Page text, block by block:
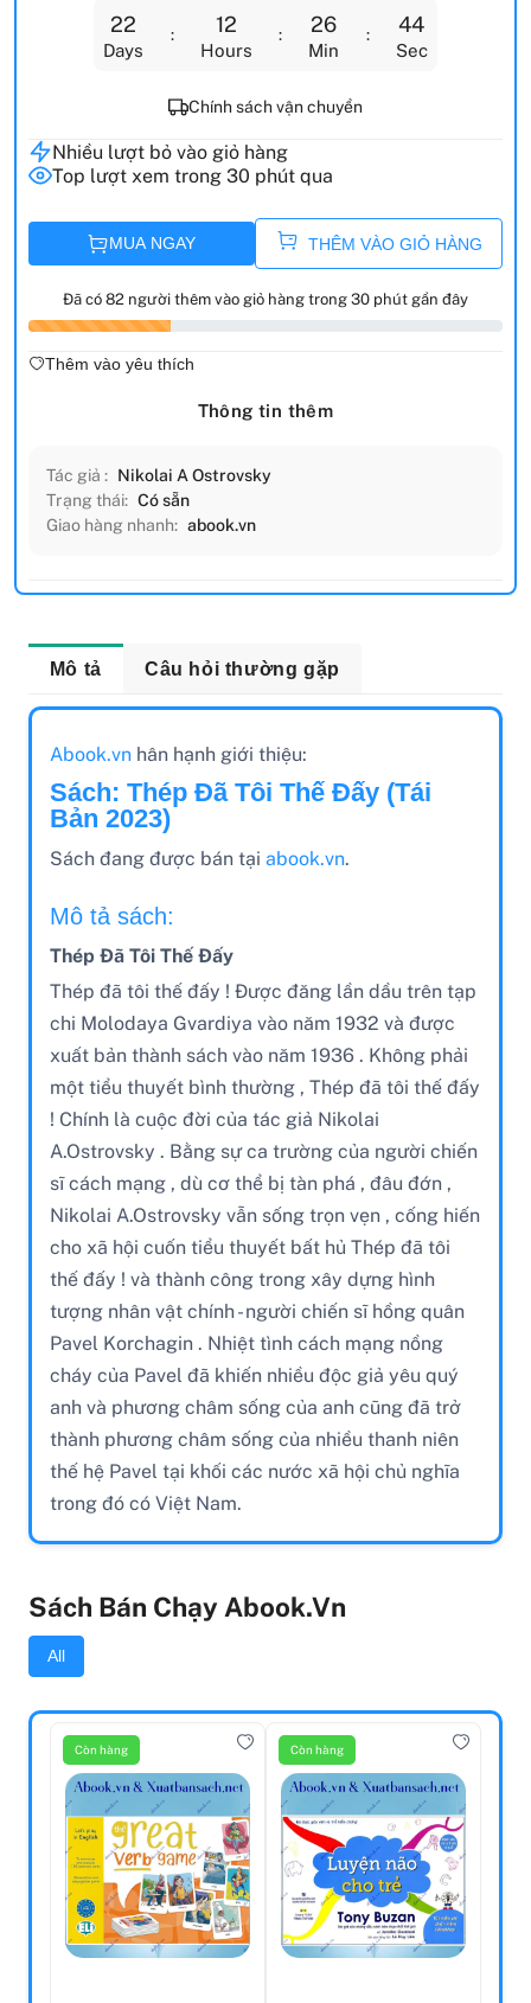
22
Days
12
Hours
26
Min
43
Sec
Chính sách vận chuyển
Nhiều lượt bỏ vào giỏ hàng
Top lượt xem trong 30 phút qua
MUA NGAY THÊM VÀO GIỎ HÀNG
Đã có 82 người thêm vào giỏ hàng trong 30 phút gần đây
Thêm vào yêu thích
Thông tin thêm
Tác giả : Nikolai A Ostrovsky
Trạng thái: Có sẵn
Giao hàng nhanh: abook.vn
Mô tả Câu hỏi thường gặp
Abook.vnhân hạnh giới thiệu:
Sách: Thép Đã Tôi Thế Đấy (Tái
Bản 2023)
Sách đang được bán tại abook.vn.
Mô tả sách:
Thép Đã Tôi Thế Đấy
Thép đã tôi thế đấy ! Được đăng lần dầu trên tạp
chi Molodaya Gvardiya vào năm 1932 và được
xuất bản thành sách vào năm 1936 . Không phải
một tiểu thuyết bình thường , Thép đã tôi thế đấy
! Chính là cuộc đời của tác giả Nikolai
A.Ostrovsky . Bằng sự ca trường của người chiến
sĩ cách mạng , dù cơ thể bị tàn phá , đâu đớn ,
Nikolai A.Ostrovsky vẫn sống trọn vẹn , cống hiến
cho xã hội cuốn tiểu thuyết bất hủ Thép đã tôi
thế đấy ! và thành công trong xây dựng hình
tượng nhân vật chính - người chiến sĩ hồng quân
Pavel Korchagin . Nhiệt tình cách mạng nồng
cháy của Pavel đã khiến nhiều độc giả yêu quý
anh và phương châm sống của anh cũng đã trở
thành phương châm sống của nhiều thanh niên
thế hệ Pavel tại khối các nước xã hội chủ nghĩa
trong đó có Việt Nam.
Sách Bán Chạy Abook.vn
All
Còn hàng Còn hàng